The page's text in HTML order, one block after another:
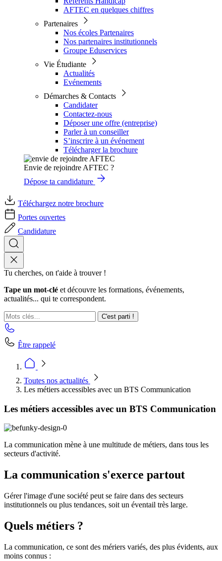
AFTEC en quelques chiffres
Partenaires
Nos écoles Partenaires
Nos partenaires institutionnels
Groupe Eduservices
Vie Étudiante
Actualités
Evénements
Démarches & Contacts
Candidater
Contactez-nous
Déposer une offre (entreprise)
Parler à un conseiller
S’inscrire à un événement
Télécharger la brochure
Envie de rejoindre AFTEC ?
Dépose ta candidature
Téléchargez notre brochure
Portes ouvertes
Candidature
Tu cherches, on t'aide à trouver !
Tape un mot-clé et découvre les formations, événements,
actualités... qui te correspondent.
C'est parti !
Être rappelé
Toutes nos actualités
Les métiers accessibles avec un BTS Communication
Les métiers accessibles avec un BTS Communication
La communication mène à une multitude de métiers, dans tous les
secteurs d'activité.
La communication s'exerce partout
Gérer l'image d'une société peut se faire dans des secteurs
institutionnels ou plus tendances, soit un éventail très large.
Quels métiers ?
La communication, ce sont des mériers variés, des plus évidents, aux
moins connus :